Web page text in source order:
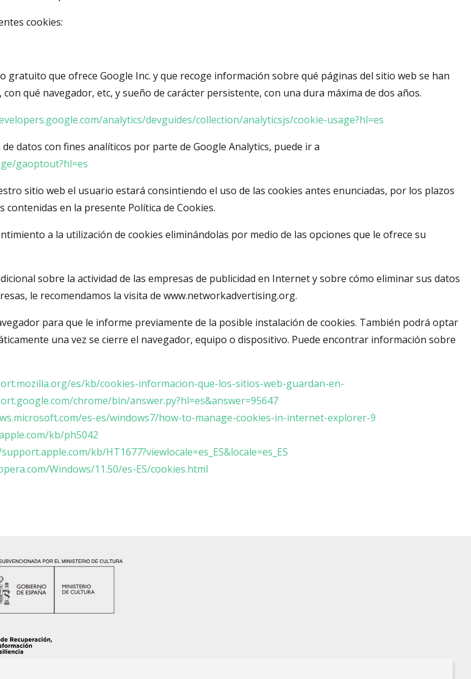
cookies:
gratuito que ofrece Google Inc. y que recoge información sobre qué páginas del sitio web se han
qué navegador, etc, y sueño de carácter persistente, con una dura máxima de dos años.
analytics/devguides/collection/analyticsjs/cookie-usage?hl=es
datos con fines analíticos por parte de Google Analytics, puede ir a
gaoptout?hl=es
sitio web el usuario estará consintiendo el uso de las cookies antes enunciadas, por los plazos
contenidas en la presente Política de Cookies.
a la utilización de cookies eliminándolas por medio de las opciones que le ofrece su
sobre la actividad de las empresas de publicidad en Internet y sobre cómo eliminar sus datos
le recomendamos la visita de www.networkadvertising.org.
para que le informe previamente de la posible instalación de cookies. También podrá optar
una vez se cierre el navegador, equipo o dispositivo. Puede encontrar información sobre
es/kb/cookies-informacion-que-los-sitios-web-guardan-en-
chrome/bin/answer.py?hl=es&answer=95647
es-es/windows7/how-to-manage-cookies-in-internet-explorer-9
kb/ph5042
kb/HT1677?viewlocale=es_ES&locale=es_ES
Windows/11.50/es-ES/cookies.html